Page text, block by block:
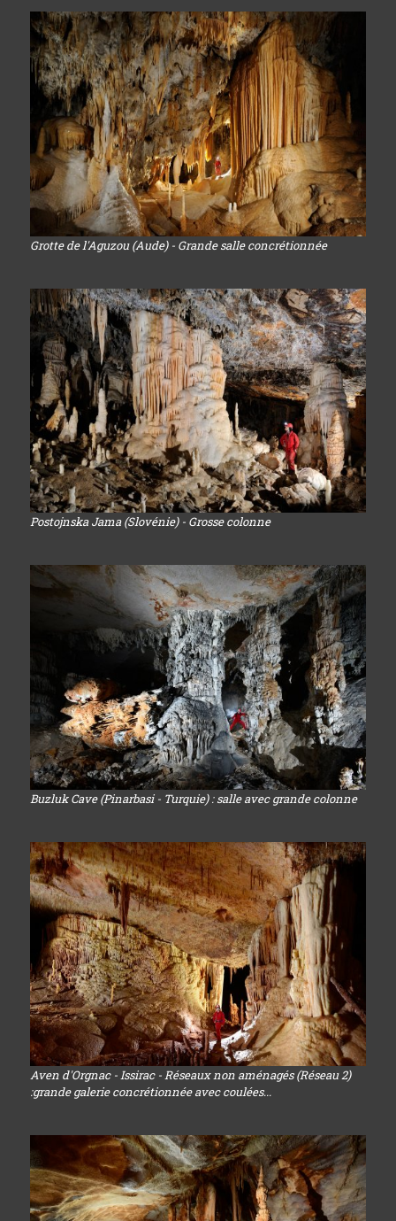
Grotte de l'Aguzou (Aude) - Grande salle concrétionnée
Postojnska Jama (Slovénie) - Grosse colonne
Buzluk Cave (Pinarbasi - Turquie) : salle avec grande colonne
Aven d'Orgnac - Issirac - Réseaux non aménagés (Réseau 2)
:grande galerie concrétionnée avec coulées...